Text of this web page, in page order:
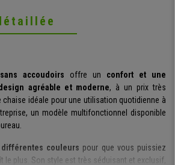
sans accoudoirs offre un confort et une
agréable et moderne, à un prix très
chaise idéale pour une utilisation quotidienne à
un modèle multifonctionnel disponible
couleurs pour que vous puissiez
le plus. Son style est très séduisant et exclusif,